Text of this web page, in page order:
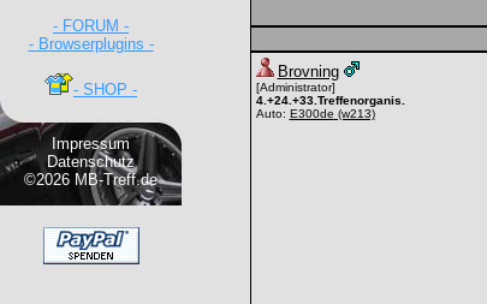
- FORUM -
- Browserplugins -
- SHOP -
Impressum
Datenschutz
©2026 MB-Treff.de
Brovning
[Administrator]
4.+24.+33.Treffenorganis.
Auto: E300de (w213)